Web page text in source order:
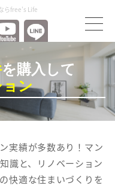
らfree's Life
を購入して
ン
実績が多数あり！マン
識と、リノベーション
快適な住まいづくりを